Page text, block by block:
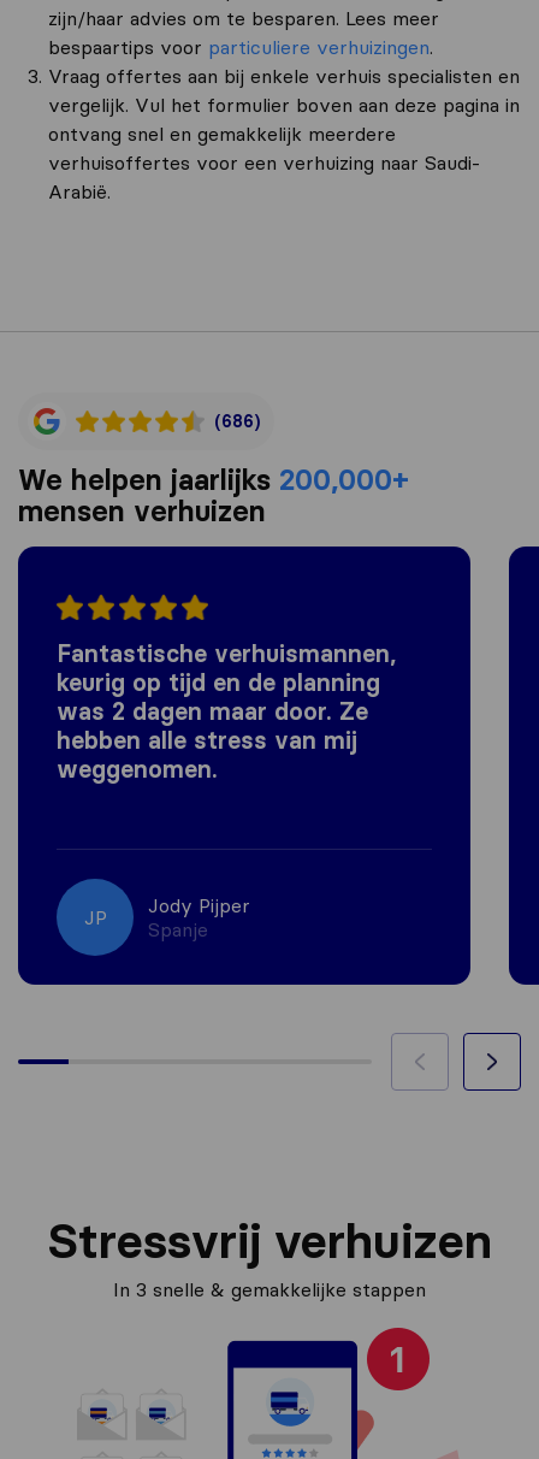
zijn/haar advies om te besparen. Lees meer
bespaartips voor particuliere verhuizingen.
Vraag offertes aan bij enkele verhuis specialisten en
vergelijk. Vul het formulier boven aan deze pagina in
ontvang snel en gemakkelijk meerdere
verhuisoffertes voor een verhuizing naar Saudi-
Arabië.
(686)
We helpen jaarlijks 200,000+
mensen verhuizen
Fantastische verhuismannen,
keurig op tijd en de planning
was 2 dagen maar door. Ze
hebben alle stress van mij
weggenomen.
JP
Jody Pijper
Spanje
Stressvrij verhuizen
In 3 snelle & gemakkelijke stappen